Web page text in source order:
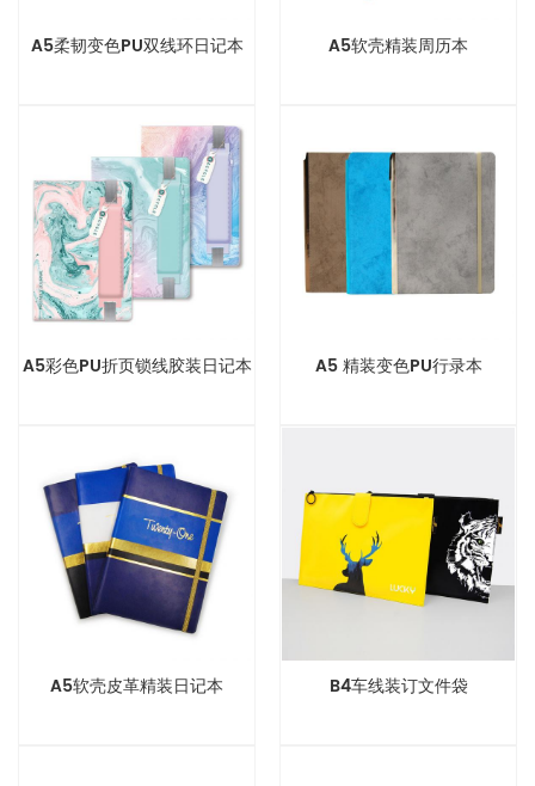
A5柔韧变色PU双线环日记本 A5软壳精装周历本
A5彩色PU折页锁线胶装日记本 A5 精装变色PU行录本
A5软壳皮革精装日记本 B4车线装订文件袋